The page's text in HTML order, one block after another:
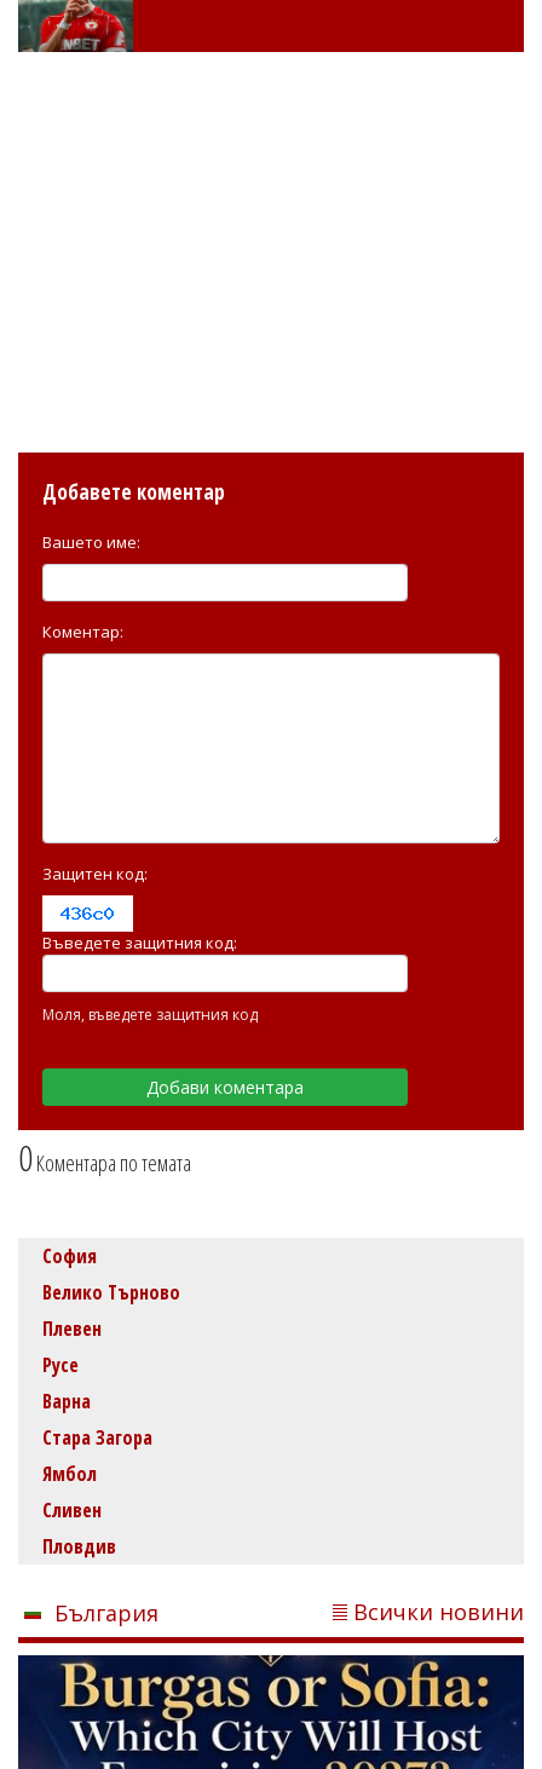
0Коментара по темата
Добавете коментар
Вашето име:
Коментар:
Защитен код:
Въведете защитния код:
Моля, въведете защитния код
София
Велико Търново
Плевен
Русе
Варна
Стара Загора
Ямбол
Сливен
Пловдив
България Всички новини